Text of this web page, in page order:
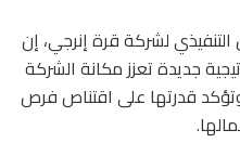
لشركة قرة إنرجي، إن
جديدة تعزز مكانة الشركة
وتؤكد قدرتها على اقتناص فرص